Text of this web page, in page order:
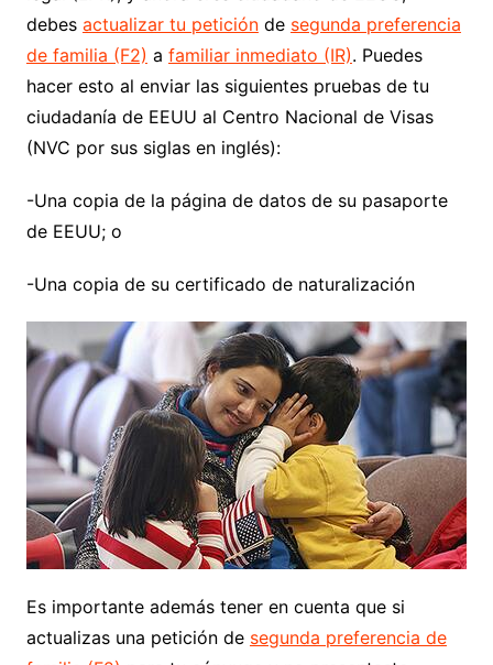
debes actualizar tu peticiónde segunda preferencia
de familia (F2) a familiar inmediato (IR). Puedes
hacer esto al enviar las siguientes pruebas de tu
ciudadanía de EEUU al Centro Nacional de Visas
(NVC por sus siglas en inglés):
-Una copia de la página de datos de su pasaporte
de EEUU; o
-Una copia de su certificado de naturalización
Es importante además tener en cuenta que si
actualizas una petición de segunda preferencia de